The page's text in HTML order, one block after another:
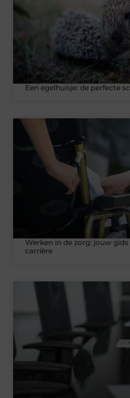
Een egelhuisje: de perfecte
Werken in de zorg: jouw
carrière